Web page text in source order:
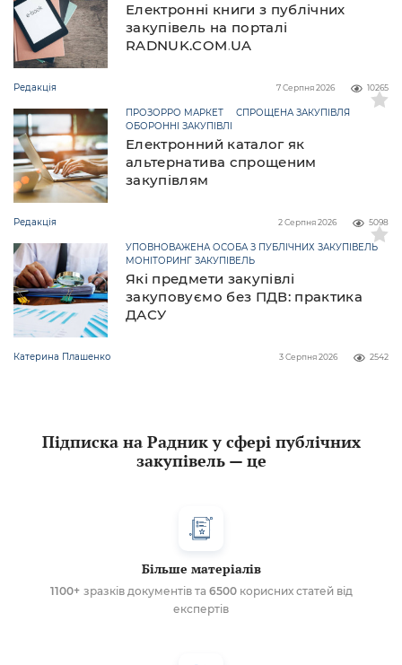
Електронні книги з публічних
закупівель на порталі
RADNUK.COM.UA
Редакція 10265
7 Серпня 2026
Електронний каталог як
альтернатива спрощеним
закупівлям
ПРОЗОРРО МАРКЕТ
СПРОЩЕНА ЗАКУПІВЛЯ
ОБОРОННІ ЗАКУПІВЛІ
Редакція 5098
2 Серпня 2026
Які предмети закупівлі
закуповуємо без ПДВ: практика
ДАСУ
УПОВНОВАЖЕНА ОСОБА З ПУБЛІЧНИХ ЗАКУПІВЕЛЬ
МОНІТОРИНГ ЗАКУПІВЕЛЬ
Катерина Плашенко 2542
3 Серпня 2026
Підписка на Радник у сфері публічних
закупівель — це
Більше матеріалів
1100+ зразків документів та 6500корисних статей від
експертів